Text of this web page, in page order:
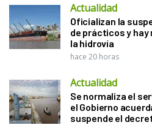
Actualidad
Oficializan la
de prácticos y hay
la hidrovía
hace 20 horas
Actualidad
Se normaliza el
el Gobierno
suspende el